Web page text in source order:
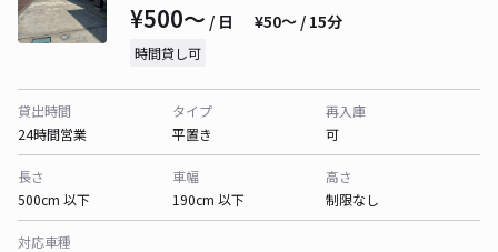
¥500〜 / 日 ¥50〜 / 15分
時間貸し可
貸出時間
24時間営業
タイプ
平置き
再入庫
可
長さ
500cm 以下
車幅
190cm 以下
高さ
制限なし
対応車種